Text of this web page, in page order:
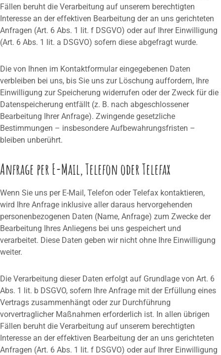
Fällen beruht die Verarbeitung auf unserem berechtigten
Interesse an der effektiven Bearbeitung der an uns gerichteten
Anfragen (Art. 6 Abs. 1 lit. f DSGVO) oder auf Ihrer Einwilligung
(Art. 6 Abs. 1 lit. a DSGVO) sofern diese abgefragt wurde.
Die von Ihnen im Kontaktformular eingegebenen Daten
verbleiben bei uns, bis Sie uns zur Löschung auffordern, Ihre
Einwilligung zur Speicherung widerrufen oder der Zweck für die
Datenspeicherung entfällt (z. B. nach abgeschlossener
Bearbeitung Ihrer Anfrage). Zwingende gesetzliche
Bestimmungen – insbesondere Aufbewahrungsfristen –
bleiben unberührt.
Anfrage per E-Mail, Telefon oder Telefax
Wenn Sie uns per E-Mail, Telefon oder Telefax kontaktieren,
wird Ihre Anfrage inklusive aller daraus hervorgehenden
personenbezogenen Daten (Name, Anfrage) zum Zwecke der
Bearbeitung Ihres Anliegens bei uns gespeichert und
verarbeitet. Diese Daten geben wir nicht ohne Ihre Einwilligung
weiter.
Die Verarbeitung dieser Daten erfolgt auf Grundlage von Art. 6
Abs. 1 lit. b DSGVO, sofern Ihre Anfrage mit der Erfüllung eines
Vertrags zusammenhängt oder zur Durchführung
vorvertraglicher Maßnahmen erforderlich ist. In allen übrigen
Fällen beruht die Verarbeitung auf unserem berechtigten
Interesse an der effektiven Bearbeitung der an uns gerichteten
Anfragen (Art. 6 Abs. 1 lit. f DSGVO) oder auf Ihrer Einwilligung